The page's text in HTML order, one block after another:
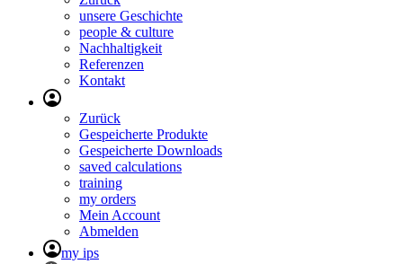
unsere Geschichte
people & culture
Nachhaltigkeit
Referenzen
Kontakt
Zurück
Gespeicherte Produkte
Gespeicherte Downloads
saved calculations
training
my orders
Mein Account
Abmelden
my ips